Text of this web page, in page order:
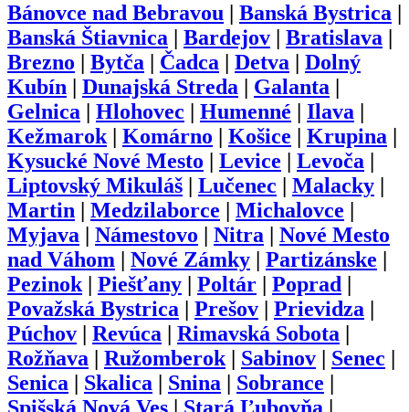
Bánovce nad Bebravou Banská Bystrica
Banská Štiavnica
Bardejov Bratislava
Brezno
Bytča Čadca Detva
Dolný
Kubín
Dunajská Streda Galanta
Gelnica
Hlohovec Humenné Ilava
Kežmarok| Komárno Košice Krupina
Kysucké Nové Mesto
Levice Levoča
Liptovský Mikuláš
Lučenec Malacky
Martin
Medzilaborce Michalovce
Myjava
Námestovo Nitra
Nové Mesto
nad Váhom
Nové Zámky Partizánske
Pezinok| Piešťany Poltár Poprad
Považská Bystrica
Prešov Prievidza
Púchov
Revúca Rimavská Sobota
Rožňava
Ružomberok| Sabinov Senec
Senica
Skalica Snina Sobrance